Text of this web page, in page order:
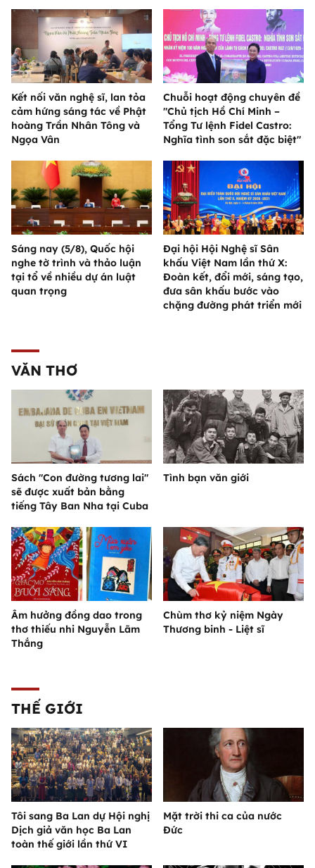
Kết nối văn nghệ sĩ, lan tỏa
cảm hứng sáng tác về Phật
hoàng Trần Nhân Tông và
Ngọa Vân
Chuỗi hoạt động chuyên đề
"Chủ tịch Hồ Chí Minh –
Tổng Tư lệnh Fidel Castro:
Nghĩa tình son sắt đặc biệt"
Sáng nay (5/8), Quốc hội
nghe tờ trình và thảo luận
tại tổ về nhiều dự án luật
quan trọng
Đại hội Hội Nghệ sĩ Sân
khấu Việt Nam lần thứ X:
Đoàn kết, đổi mới, sáng tạo,
đưa sân khấu bước vào
chặng đường phát triển mới
VĂN THƠ
Sách "Con đường tương lai"
sẽ được xuất bản bằng
tiếng Tây Ban Nha tại Cuba
Tình bạn văn giới
Âm hưởng đồng dao trong
thơ thiếu nhi Nguyễn Lãm
Thắng
Chùm thơ kỷ niệm Ngày
Thương binh - Liệt sĩ
THẾ GIỚI
Tôi sang Ba Lan dự Hội nghị
Dịch giả văn học Ba Lan
toàn thế giới lần thứ VI
Mặt trời thi ca của nước
Đức